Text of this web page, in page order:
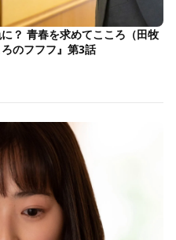
？ 青春を求めてこころ（田牧
のフフフ』第3話